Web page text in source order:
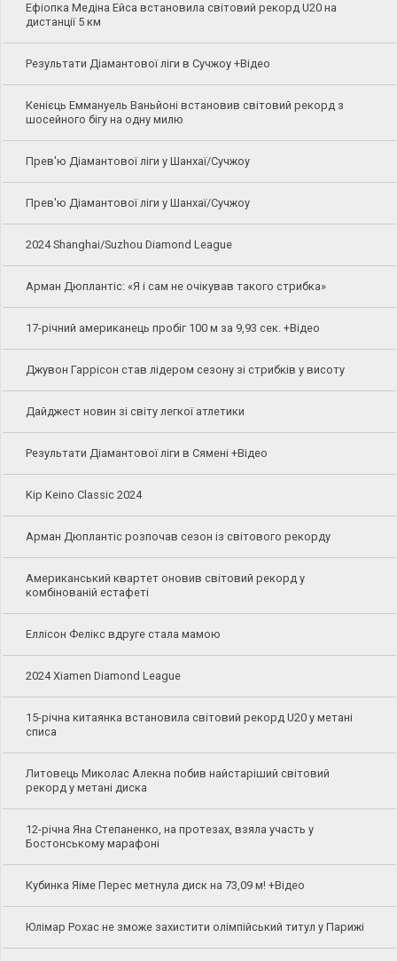
Ефіопка Медіна Ейса встановила світовий рекорд U20 на
дистанції 5 км
Результати Діамантової ліги в Сучжоу +Відео
Кенієць Еммануель Ваньйоні встановив світовий рекорд з
шосейного бігу на одну милю
Прев'ю Діамантової ліги у Шанхаї/Сучжоу
Прев'ю Діамантової ліги у Шанхаї/Сучжоу
2024 Shanghai/Suzhou Diamond League
Арман Дюплантіс: «Я і сам не очікував такого стрибка»
17-річний американець пробіг 100 м за 9,93 сек. +Відео
Джувон Гаррісон став лідером сезону зі стрибків у висоту
Дайджест новин зі світу легкої атлетики
Результати Діамантової ліги в Сямені +Відео
Kip Keino Classic 2024
Арман Дюплантіс розпочав сезон із світового рекорду
Американський квартет оновив світовий рекорд у
комбінованій естафеті
Еллісон Фелікс вдруге стала мамою
2024 Xiamen Diamond League
15-річна китаянка встановила світовий рекорд U20 у метані
списа
Литовець Миколас Алекна побив найстаріший світовий
рекорд у метані диска
12-річна Яна Степаненко, на протезах, взяла участь у
Бостонському марафоні
Кубинка Яіме Перес метнула диск на 73,09 м! +Відео
Юлімар Рохас не зможе захистити олімпійський титул у Парижі